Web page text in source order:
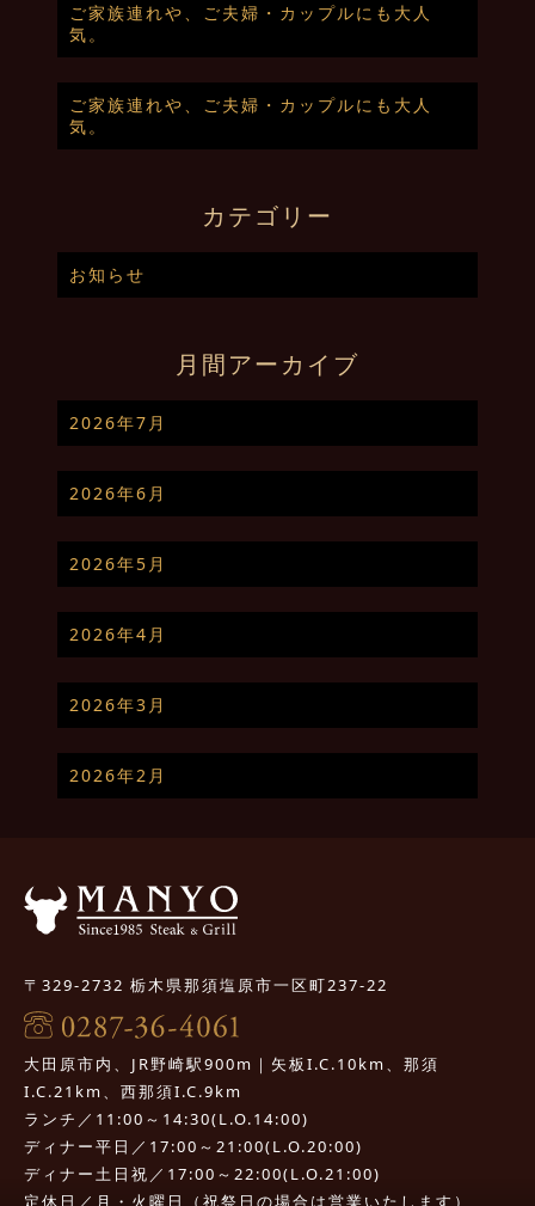
ご家族連れや、ご夫婦・カップルにも大人
気。
ご家族連れや、ご夫婦・カップルにも大人
気。
カテゴリー
お知らせ
月間アーカイブ
2026年7月
2026年6月
2026年5月
2026年4月
2026年3月
2026年2月
〒329-2732 栃木県那須塩原市一区町237-22
大田原市内、JR野崎駅900m｜矢板I.C.10km、那須
I.C.21km、西那須I.C.9km
ランチ／11:00～14:30(L.O.14:00)
ディナー平日／17:00～21:00(L.O.20:00)
ディナー土日祝／17:00～22:00(L.O.21:00)